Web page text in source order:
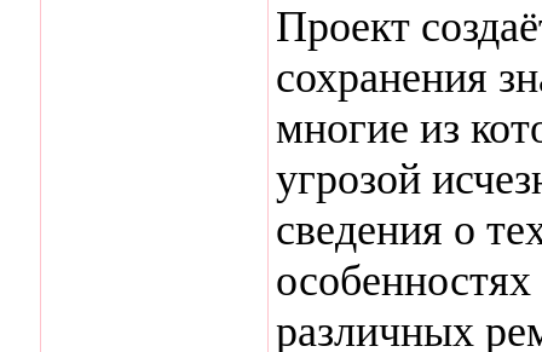
Проект
сохранения
многие из
угрозой
сведения о
различных